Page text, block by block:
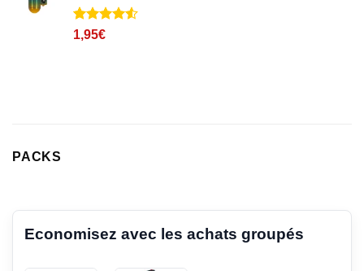
Noté4.5
2
1,95€
PACKS
Economisez avec les achats groupés